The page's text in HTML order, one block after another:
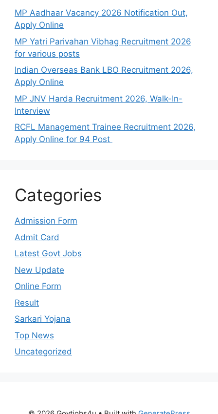
MP Aadhaar Vacancy 2026 Notification Out,
Apply Online
MP Yatri Parivahan Vibhag Recruitment 2026
for various posts
Indian Overseas Bank LBO Recruitment 2026,
Apply Online
MP JNV Harda Recruitment 2026, Walk-In-
Interview
RCFL Management Trainee Recruitment 2026,
Apply Online for 94 Post
Categories
Admission Form
Admit Card
Latest Govt Jobs
New Update
Online Form
Result
Sarkari Yojana
Top News
Uncategorized